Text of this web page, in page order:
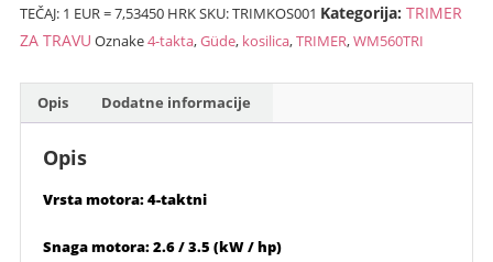
WM560TRI
4-
TEČAJ: 1 EUR = 7,53450 HRKSKU:TRIMKOS001 Kategorija: TRIMER
ZA TRAVU Oznake4-takta,Güde, kosilica,TRIMER,WM560TRI
Opis Dodatne informacije
Opis
Vrsta motora: 4-taktni
Snaga motora: 2.6 / 3.5 (kW / hp)